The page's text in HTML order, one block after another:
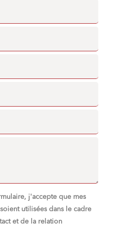
j'accepte que mes
utilisées dans le cadre
et de la relation